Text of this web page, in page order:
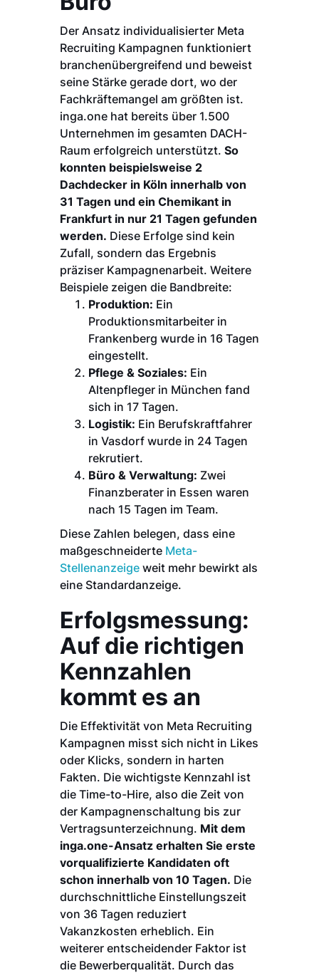
Der Ansatz individualisierter Meta
Recruiting Kampagnen funktioniert
branchenübergreifend und beweist
seine Stärke gerade dort, wo der
Fachkräftemangel am größten ist.
inga.one hat bereits über 1.500
Unternehmen im gesamten DACH-
Raum erfolgreich unterstützt. So
konnten beispielsweise 2
Dachdecker in Köln innerhalb von
31 Tagen und ein Chemikant in
Frankfurt in nur 21 Tagen gefunden
werden. Diese Erfolge sind kein
Zufall, sondern das Ergebnis
präziser Kampagnenarbeit. Weitere
Beispiele zeigen die Bandbreite:
Produktion: Ein
Produktionsmitarbeiter in
Frankenberg wurde in 16 Tagen
eingestellt.
Pflege & Soziales: Ein
Altenpfleger in München fand
sich in 17 Tagen.
Logistik: Ein Berufskraftfahrer
in Vasdorf wurde in 24 Tagen
rekrutiert.
Büro & Verwaltung: Zwei
Finanzberater in Essen waren
nach 15 Tagen im Team.
Diese Zahlen belegen, dass eine
maßgeschneiderte Meta-
Stellenanzeige weit mehr bewirkt als
eine Standardanzeige.
Erfolgsmessung:
Auf die richtigen
Kennzahlen
kommt es an
Die Effektivität von Meta Recruiting
Kampagnen misst sich nicht in Likes
oder Klicks, sondern in harten
Fakten. Die wichtigste Kennzahl ist
die Time-to-Hire, also die Zeit von
der Kampagnenschaltung bis zur
Vertragsunterzeichnung. Mit dem
inga.one-Ansatz erhalten Sie erste
vorqualifizierte Kandidaten oft
schon innerhalb von 10 Tagen. Die
durchschnittliche Einstellungszeit
von 36 Tagen reduziert
Vakanzkosten erheblich. Ein
weiterer entscheidender Faktor ist
die Bewerberqualität. Durch das